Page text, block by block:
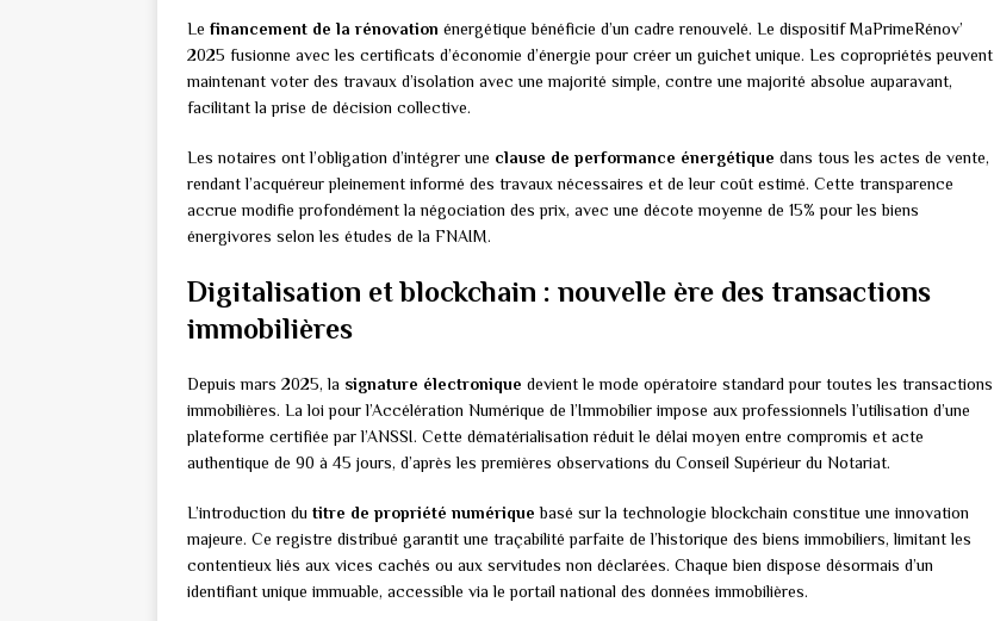
Le financement de la rénovation énergétique bénéficie d’un cadre renouvelé. Le dispositif MaPrimeRénov’
2025 fusionne avec les certificats d’économie d’énergie pour créer un guichet unique. Les copropriétés peuvent
maintenant voter des travaux d’isolation avec une majorité simple, contre une majorité absolue auparavant,
facilitant la prise de décision collective.
Les notaires ont l’obligation d’intégrer une clause de performance énergétique dans tous les actes de vente,
rendant l’acquéreur pleinement informé des travaux nécessaires et de leur coût estimé. Cette transparence
accrue modifie profondément la négociation des prix, avec une décote moyenne de 15% pour les biens
énergivores selon les études de la FNAIM.
Digitalisation et blockchain : nouvelle ère des transactions
immobilières
Depuis mars 2025, la signature électronique devient le mode opératoire standard pour toutes les transactions
immobilières. La loi pour l’Accélération Numérique de l’Immobilier impose aux professionnels l’utilisation d’une
plateforme certifiée par l’ANSSI. Cette dématérialisation réduit le délai moyen entre compromis et acte
authentique de 90 à 45 jours, d’après les premières observations du Conseil Supérieur du Notariat.
L’introduction du titre de propriété numérique basé sur la technologie blockchain constitue une innovation
majeure. Ce registre distribué garantit une traçabilité parfaite de l’historique des biens immobiliers, limitant les
contentieux liés aux vices cachés ou aux servitudes non déclarées. Chaque bien dispose désormais d’un
identifiant unique immuable, accessible via le portail national des données immobilières.